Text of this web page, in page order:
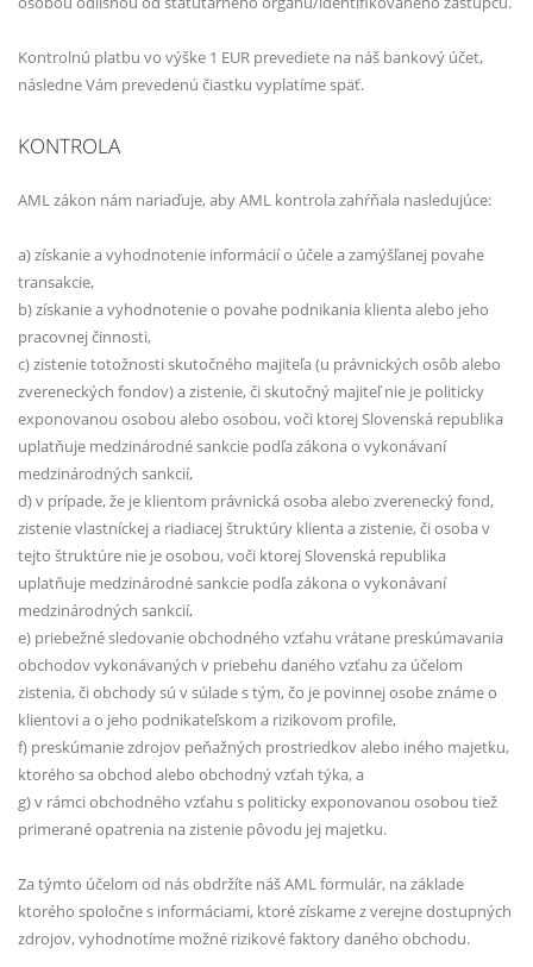
Kontrolnú platbu vo výške 1 EUR prevediete na náš bankový účet,
následne Vám prevedenú čiastku vyplatíme späť.
KONTROLA
AML zákon nám nariaďuje, aby AML kontrola zahŕňala nasledujúce:
a) získanie a vyhodnotenie informácií o účele a zamýšľanej povahe
transakcie,
b) získanie a vyhodnotenie o povahe podnikania klienta alebo jeho
pracovnej činnosti,
c) zistenie totožnosti skutočného majiteľa (u právnických osôb alebo
zvereneckých fondov) a zistenie, či skutočný majiteľ nie je politicky
exponovanou osobou alebo osobou, voči ktorej Slovenská republika
uplatňuje medzinárodné sankcie podľa zákona o vykonávaní
medzinárodných sankcií,
d) v prípade, že je klientom právnická osoba alebo zverenecký fond,
zistenie vlastníckej a riadiacej štruktúry klienta a zistenie, či osoba v
tejto štruktúre nie je osobou, voči ktorej Slovenská republika
uplatňuje medzinárodné sankcie podľa zákona o vykonávaní
medzinárodných sankcií,
e) priebežné sledovanie obchodného vzťahu vrátane preskúmavania
obchodov vykonávaných v priebehu daného vzťahu za účelom
zistenia, či obchody sú v súlade s tým, čo je povinnej osobe známe o
klientovi a o jeho podnikateľskom a rizikovom profile,
f) preskúmanie zdrojov peňažných prostriedkov alebo iného majetku,
ktorého sa obchod alebo obchodný vzťah týka, a
g) v rámci obchodného vzťahu s politicky exponovanou osobou tiež
primerané opatrenia na zistenie pôvodu jej majetku.
Za týmto účelom od nás obdržíte náš AML formulár, na základe
ktorého spoločne s informáciami, ktoré získame z verejne dostupných
zdrojov, vyhodnotíme možné rizikové faktory daného obchodu.